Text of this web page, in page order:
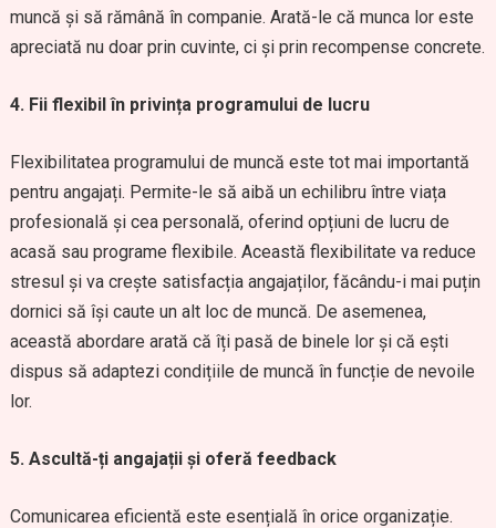
muncă și să rămână în companie. Arată-le că munca lor este
apreciată nu doar prin cuvinte, ci și prin recompense concrete.
4. Fii flexibil în privința programului de lucru
Flexibilitatea programului de muncă este tot mai importantă
pentru angajați. Permite-le să aibă un echilibru între viața
profesională și cea personală, oferind opțiuni de lucru de
acasă sau programe flexibile. Această flexibilitate va reduce
stresul și va crește satisfacția angajaților, făcându-i mai puțin
dornici să își caute un alt loc de muncă. De asemenea,
această abordare arată că îți pasă de binele lor și că ești
dispus să adaptezi condițiile de muncă în funcție de nevoile
lor.
5. Ascultă-ți angajații și oferă feedback
Comunicarea eficientă este esențială în orice organizație.